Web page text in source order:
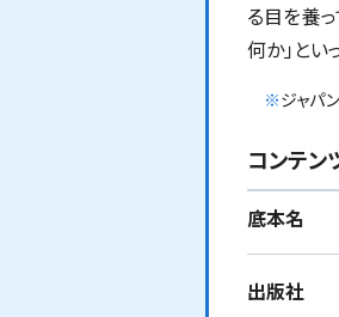
る目を養
何か」と
※ジャパ
コンテン
底本名
出版社